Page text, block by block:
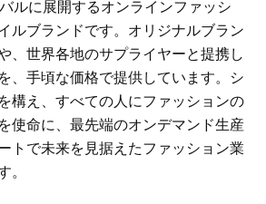
ルに展開するオンラインファッシ
ルブランドです。オリジナルブラン
、世界各地のサプライヤーと提携し
、手頃な価格で提供しています。シ
構え、すべての人にファッションの
使命に、最先端のオンデマンド生産
トで未来を見据えたファッション業
。